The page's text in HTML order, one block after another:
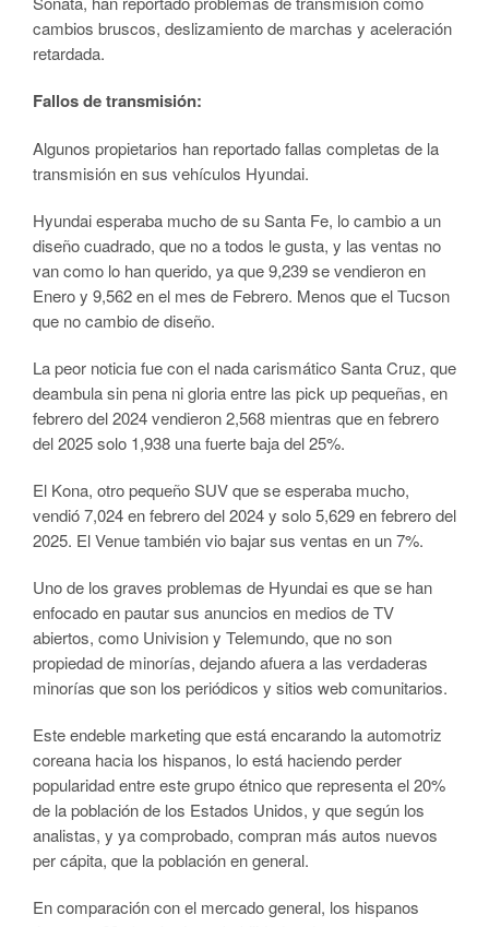
cambios bruscos, deslizamiento de marchas y aceleración
retardada.
Fallos de transmisión:
Algunos propietarios han reportado fallas completas de la
transmisión en sus vehículos Hyundai.
Hyundai esperaba mucho de su Santa Fe, lo cambio a un
diseño cuadrado, que no a todos le gusta, y las ventas no
van como lo han querido, ya que 9,239 se vendieron en
Enero y 9,562 en el mes de Febrero. Menos que el Tucson
que no cambio de diseño.
La peor noticia fue con el nada carismático Santa Cruz, que
deambula sin pena ni gloria entre las pick up pequeñas, en
febrero del 2024 vendieron 2,568 mientras que en febrero
del 2025 solo 1,938 una fuerte baja del 25%.
El Kona, otro pequeño SUV que se esperaba mucho,
vendió 7,024 en febrero del 2024 y solo 5,629 en febrero del
2025. El Venue también vio bajar sus ventas en un 7%.
Uno de los graves problemas de Hyundai es que se han
enfocado en pautar sus anuncios en medios de TV
abiertos, como Univision y Telemundo, que no son
propiedad de minorías, dejando afuera a las verdaderas
minorías que son los periódicos y sitios web comunitarios.
Este endeble marketing que está encarando la automotriz
coreana hacia los hispanos, lo está haciendo perder
popularidad entre este grupo étnico que representa el 20%
de la población de los Estados Unidos, y que según los
analistas, y ya comprobado, compran más autos nuevos
per cápita, que la población en general.
En comparación con el mercado general, los hispanos